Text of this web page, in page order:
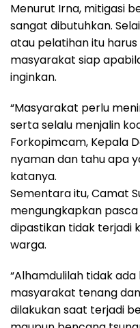
Menurut Irna, mitigasi
sangat dibutuhkan.
atau pelatihan itu
masyarakat siap
inginkan.
“Masyarakat perlu
serta selalu menjalin
Forkopimcam, Kepala
nyaman dan tahu apa
katanya.
Sementara itu, Camat
mengungkapkan
dipastikan tidak terjadi
warga.
“Alhamdulilah tidak
masyarakat tenang
dilakukan saat terjadi